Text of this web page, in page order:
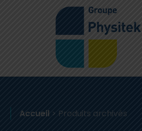
Accueil > Produits archivés